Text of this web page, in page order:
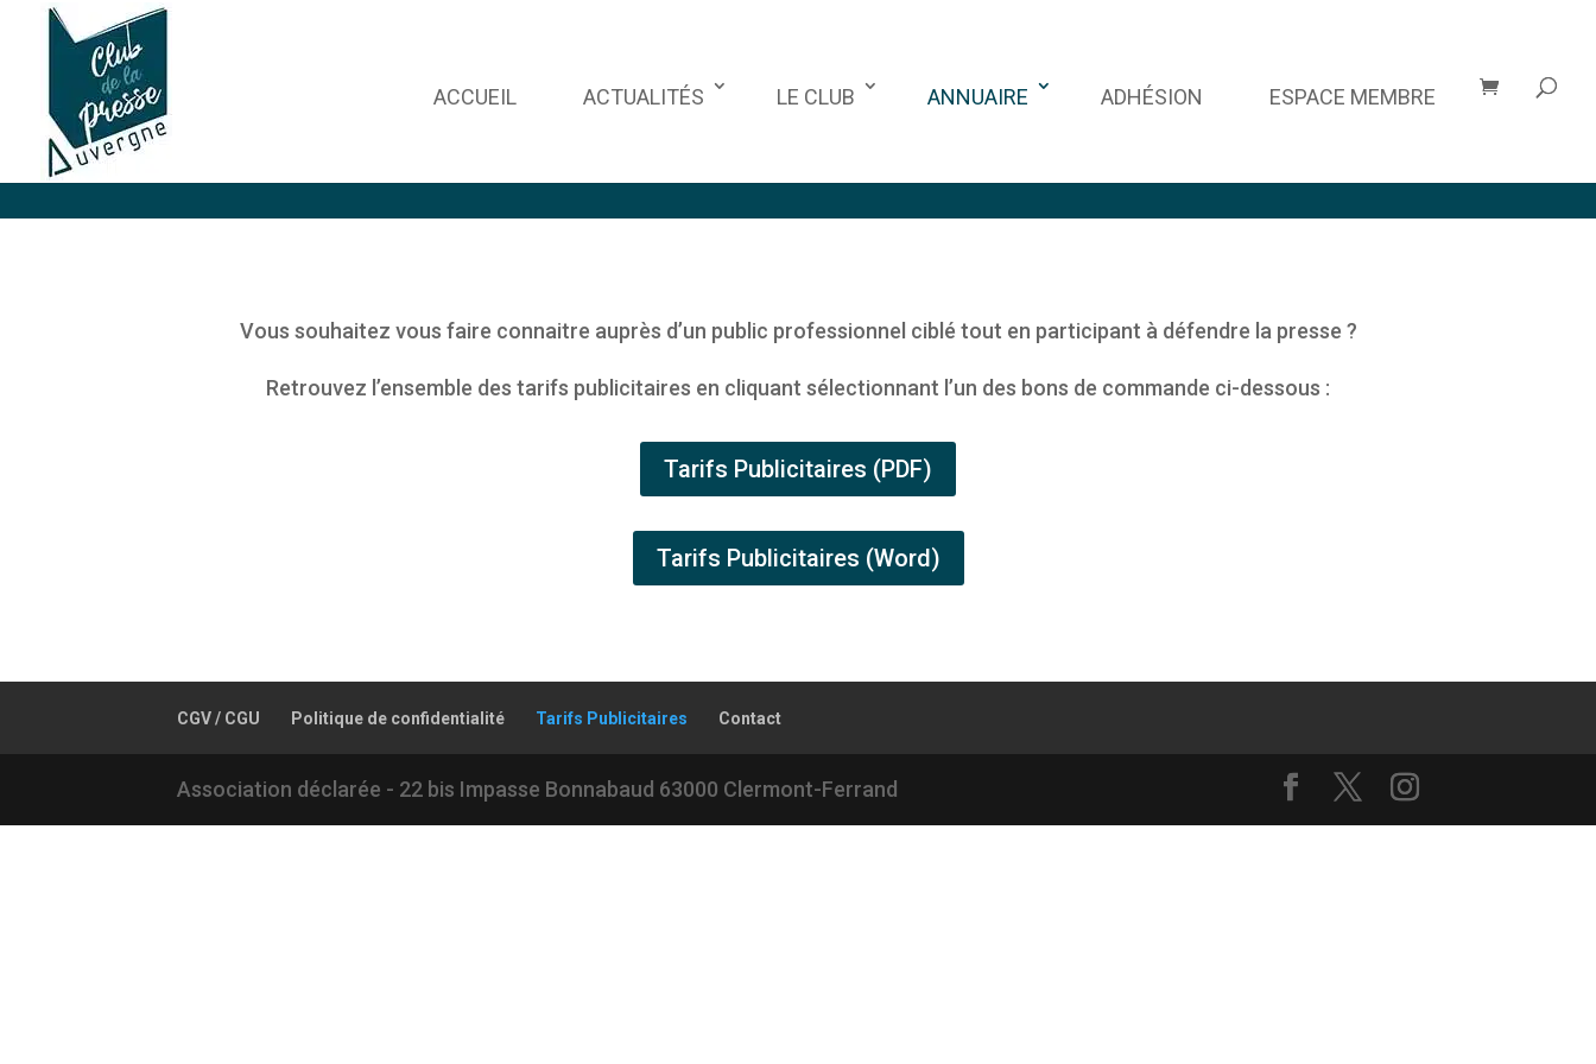
ACCUEIL ACTUALITÉS LE CLUB ANNUAIRE ADHÉSION ESPACE MEMBRE
Vous souhaitez vous faire connaitre auprès d’un public professionnel ciblé tout en participant à défendre la presse ?
Retrouvez l’ensemble des tarifs publicitaires en cliquant sélectionnant l’un des bons de commande ci-dessous :
Tarifs Publicitaires (PDF)
Tarifs Publicitaires (Word)
CGV / CGU Politique de confidentialité Tarifs Publicitaires Contact
Association déclarée - 22 bis Impasse Bonnabaud 63000 Clermont-Ferrand